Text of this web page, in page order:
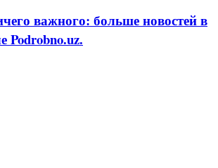
важного: больше новостей в
Podrobno.uz.